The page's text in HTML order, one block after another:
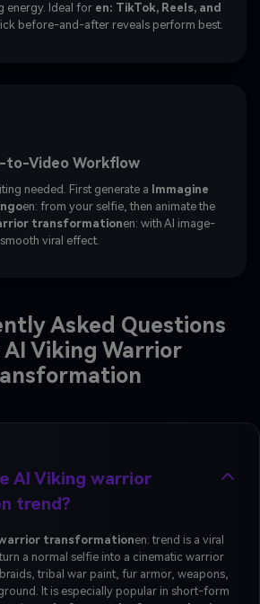
energy. Ideal for en: TikTok, Reels, and
before-and-after reveals perform best.
to-Video Workflow
needed. First generate a Immagine
en: from your selfie, then animate the
transformationen: with AI image-
viral effect.
Asked Questions
Viking Warrior
AI Viking warrior
trend?
warrior transformationen: trend is a viral
a normal selfie into a cinematic warrior
tribal war paint, fur armor, weapons,
It is especially popular in short-form